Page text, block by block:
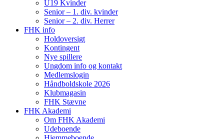
U19 Kvinder
Senior – 1. div. kvinder
Senior – 2. div. Herrer
FHK info
Holdoversigt
Kontingent
Nye spillere
Ungdom info og kontakt
Medlemslogin
Håndboldskole 2026
Klubmagasin
FHK Stævne
FHK Akademi
Om FHK Akademi
Udeboende